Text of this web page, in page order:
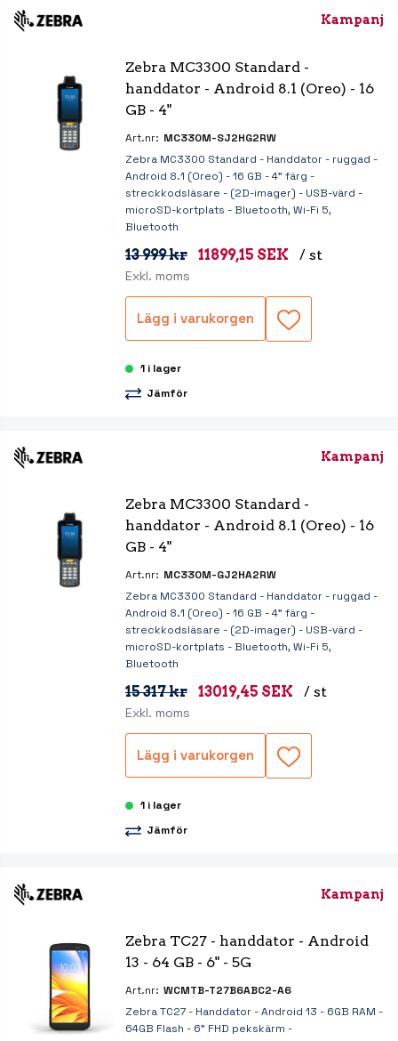
Kampanj
Zebra MC3300 Standard -
handdator - Android 8.1 (Oreo) - 16
GB - 4"
Art.nr: MC330M-SJ2HG2RW
Zebra MC3300 Standard - Handdator - ruggad -
Android 8.1 (Oreo) - 16 GB - 4" färg -
streckkodsläsare - (2D-imager) - USB-värd -
microSD-kortplats - Bluetooth, Wi-Fi 5,
Bluetooth
13 999 kr 11899,15 SEK / st
Exkl. moms
Lägg i varukorgen
1 i lager
Jämför
Kampanj
Zebra MC3300 Standard -
handdator - Android 8.1 (Oreo) - 16
GB - 4"
Art.nr: MC330M-GJ2HA2RW
Zebra MC3300 Standard - Handdator - ruggad -
Android 8.1 (Oreo) - 16 GB - 4" färg -
streckkodsläsare - (2D-imager) - USB-värd -
microSD-kortplats - Bluetooth, Wi-Fi 5,
Bluetooth
15 317 kr 13019,45 SEK / st
Exkl. moms
Lägg i varukorgen
1 i lager
Jämför
Kampanj
Zebra TC27 - handdator - Android
13 - 64 GB - 6" - 5G
Art.nr: WCMTB-T27B6ABC2-A6
Zebra TC27 - Handdator - Android 13 - 6GB RAM -
64GB Flash - 6" FHD pekskärm -